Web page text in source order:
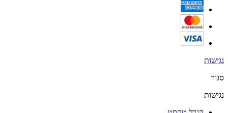
נגישות
סגור
נגישות